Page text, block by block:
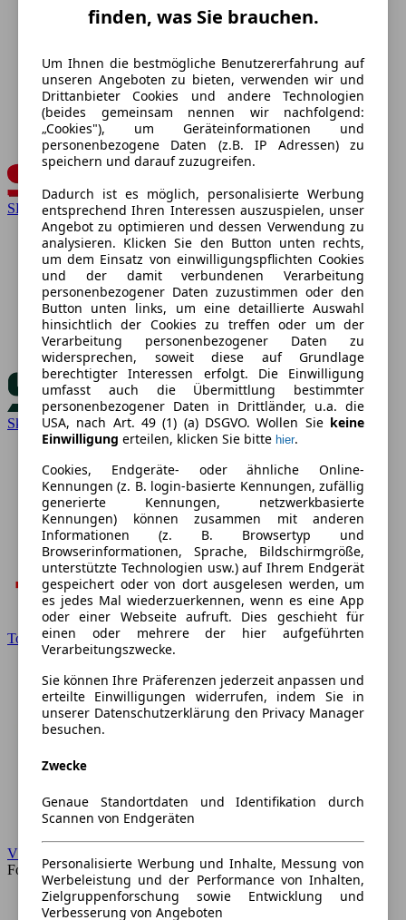
SEAT
Skoda
Toyota
VW
Forum
finden, was Sie brauchen.
Um Ihnen die bestmögliche Benutzererfahrung auf
unseren Angeboten zu bieten, verwenden wir und
Drittanbieter Cookies und andere Technologien
(beides gemeinsam nennen wir nachfolgend:
„Cookies"), um Geräteinformationen und
personenbezogene Daten (z.B. IP Adressen) zu
speichern und darauf zuzugreifen.
Dadurch ist es möglich, personalisierte Werbung
entsprechend Ihren Interessen auszuspielen, unser
Angebot zu optimieren und dessen Verwendung zu
analysieren. Klicken Sie den Button unten rechts,
um dem Einsatz von einwilligungspflichten Cookies
und der damit verbundenen Verarbeitung
personenbezogener Daten zuzustimmen oder den
Button unten links, um eine detaillierte Auswahl
hinsichtlich der Cookies zu treffen oder um der
Verarbeitung personenbezogener Daten zu
widersprechen, soweit diese auf Grundlage
berechtigter Interessen erfolgt. Die Einwilligung
umfasst auch die Übermittlung bestimmter
personenbezogener Daten in Drittländer, u.a. die
USA, nach Art. 49 (1) (a) DSGVO. Wollen Sie keine
Einwilligung erteilen, klicken Sie bitte hier.
Cookies, Endgeräte- oder ähnliche Online-
Kennungen (z. B. login-basierte Kennungen, zufällig
generierte Kennungen, netzwerkbasierte
Kennungen) können zusammen mit anderen
Informationen (z. B. Browsertyp und
Browserinformationen, Sprache, Bildschirmgröße,
unterstützte Technologien usw.) auf Ihrem Endgerät
gespeichert oder von dort ausgelesen werden, um
es jedes Mal wiederzuerkennen, wenn es eine App
oder einer Webseite aufruft. Dies geschieht für
einen oder mehrere der hier aufgeführten
Verarbeitungszwecke.
Sie können Ihre Präferenzen jederzeit anpassen und
erteilte Einwilligungen widerrufen, indem Sie in
unserer Datenschutzerklärung den Privacy Manager
besuchen.
Zwecke
Genaue Standortdaten und Identifikation durch
Scannen von Endgeräten
Personalisierte Werbung und Inhalte, Messung von
Werbeleistung und der Performance von Inhalten,
Zielgruppenforschung sowie Entwicklung und
Verbesserung von Angeboten